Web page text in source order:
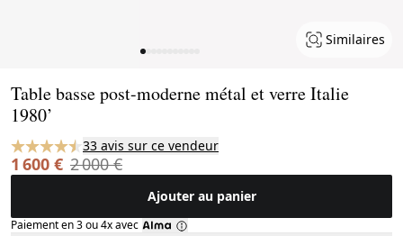
Similaires
Table basse post-moderne métal et verre Italie
1980’
33 avis sur ce vendeur
1 600 € 2 000 €
Ajouter au panier
Paiement en 3 ou 4x avec